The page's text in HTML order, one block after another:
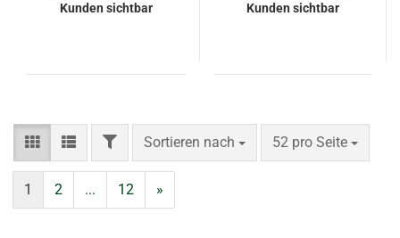
Kunden sichtbar
Kunden sichtbar
FILTERSortieren nach
Sortieren nach 52 pro Seite
pro Seite
1 2 ... 12 »